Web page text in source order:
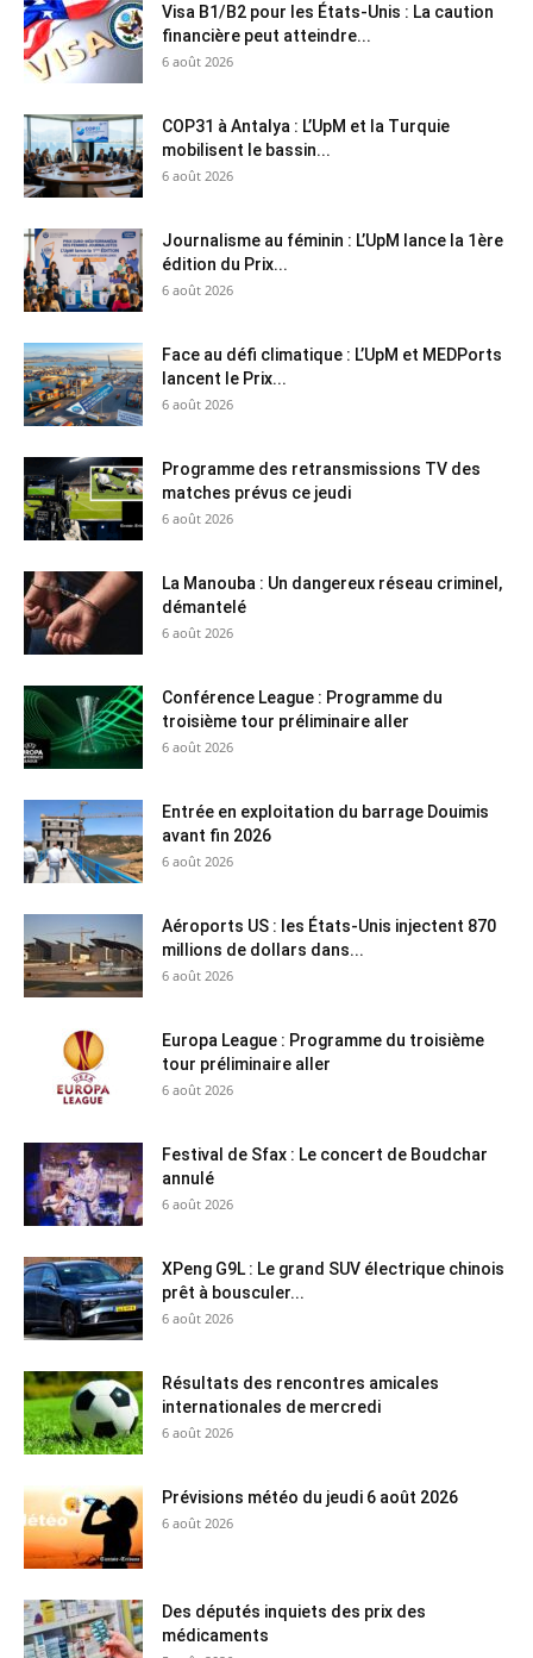
Visa B1/B2 pour les États-Unis : La caution
financière peut atteindre...
6 août 2026
COP31 à Antalya : L’UpM et la Turquie
mobilisent le bassin...
6 août 2026
Journalisme au féminin : L’UpM lance la 1ère
édition du Prix...
6 août 2026
Face au défi climatique : L’UpM et MEDPorts
lancent le Prix...
6 août 2026
Programme des retransmissions TV des
matches prévus ce jeudi
6 août 2026
La Manouba : Un dangereux réseau criminel,
démantelé
6 août 2026
Conférence League : Programme du
troisième tour préliminaire aller
6 août 2026
Entrée en exploitation du barrage Douimis
avant fin 2026
6 août 2026
Aéroports US : les États-Unis injectent 870
millions de dollars dans...
6 août 2026
Europa League : Programme du troisième
tour préliminaire aller
6 août 2026
Festival de Sfax : Le concert de Boudchar
annulé
6 août 2026
XPeng G9L : Le grand SUV électrique chinois
prêt à bousculer...
6 août 2026
Résultats des rencontres amicales
internationales de mercredi
6 août 2026
Prévisions météo du jeudi 6 août 2026
6 août 2026
Des députés inquiets des prix des
médicaments